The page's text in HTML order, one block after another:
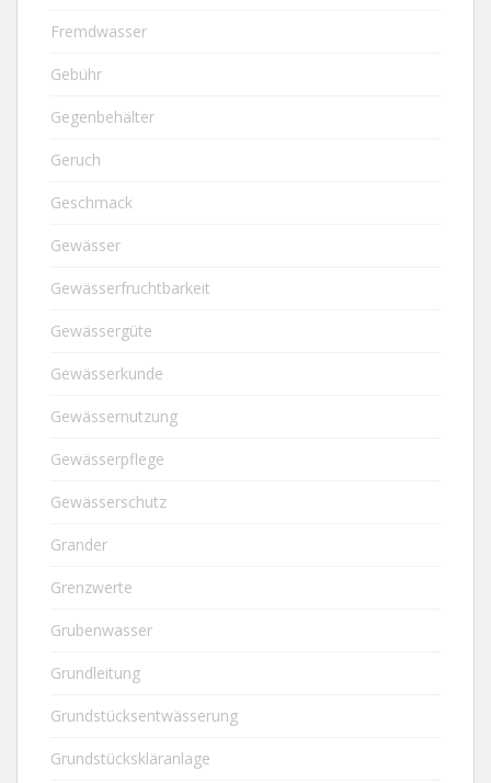
Fremdwasser
Gebühr
Gegenbehälter
Geruch
Geschmack
Gewässer
Gewässerfruchtbarkeit
Gewässergüte
Gewässerkunde
Gewässernutzung
Gewässerpflege
Gewässerschutz
Grander
Grenzwerte
Grubenwasser
Grundleitung
Grundstücksentwässerung
Grundstückskläranlage